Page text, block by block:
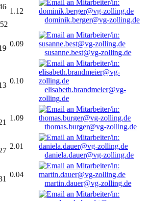
1.12
dominik.berger@vg-zolling.de
0.09
susanne.best@vg-zolling.de
0.10
elisabeth.brandmeier@vg-
zolling.de
1.09
thomas.burger@vg-zolling.de
2.01
daniela.dauer@vg-zolling.de
0.04
martin.dauer@vg-zolling.de